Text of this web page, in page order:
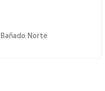
Bañado Norte